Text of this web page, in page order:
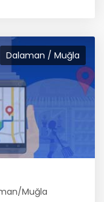
Dalaman / Muğla
Muğla